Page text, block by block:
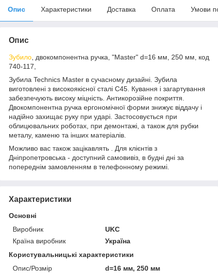
Опис Характеристики Доставка Оплата Умови
Опис
Зубило , двокомпонентна ручка, "Master" d=16 мм, 250 мм, код
740-117,
Зубила Technics Master в сучасному дизайні. Зубила
виготовлені з високоякісної сталі С45. Кування і загартування
забезпечують високу міцність. Антикорозійне покриття.
Двокомпонентна ручка ергономічної форми знижує віддачу і
надійно захищає руку при ударі. Застосовується при
облицювальних роботах, при демонтажі, а також для рубки
металу, каменю та інших матеріалів.
Можливо вас також зацікавлять . Для клієнтів з
Дніпропетровська - доступний самовивіз, в будні дні за
попереднім замовленням в телефонному режимі.
Характеристики
Основні
Виробник
UKC
Країна виробник
Україна
Користувальницькі характеристики
Опис/Розмір
d=16 мм, 250 мм